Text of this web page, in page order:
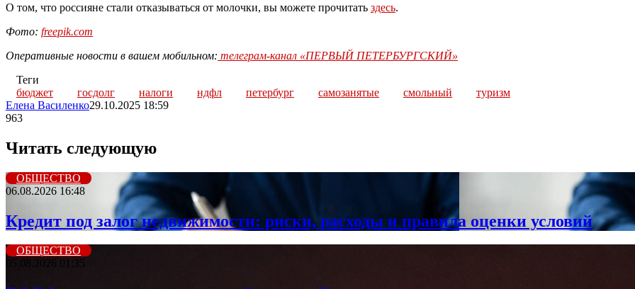
О том, что россияне стали отказываться от молочки, вы можете прочитать здесь.
Фото: freepik.com
Оперативные новости в вашем мобильном: телеграм-канал «ПЕРВЫЙ ПЕТЕРБУРГСКИЙ»
Теги
бюджет
госдолг налоги ндфл петербург самозанятые смольный
туризм
Елена Василенко29.10.2025 18:59
963
Читать следующую
ОБЩЕСТВО
06.08.2026 16:48
Кредит под залог недвижимости: риски, расходы и правила оценки условий
ОБЩЕСТВО
05.08.2026 01:35